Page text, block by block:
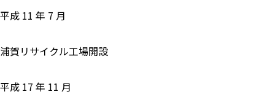
平成 11 年 7 月
浦賀リサイクル工場開設
平成 17 年 11 月